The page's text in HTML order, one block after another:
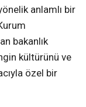
anlamlı bir
bakanlık
kültürünü ve
özel bir